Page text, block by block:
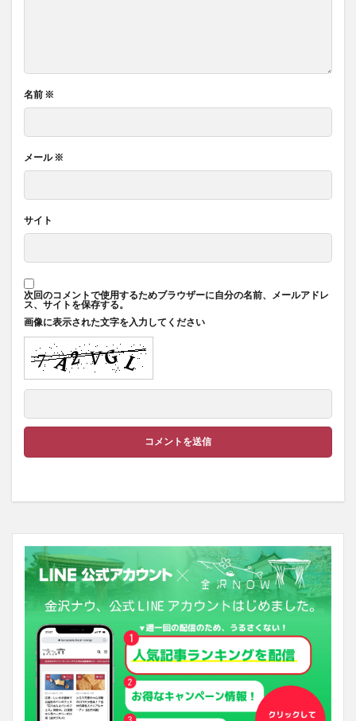
名前 ※
メール※
サイト
次回のコメントで使用するためブラウザーに自分の名前、メールアドレ
ス、サイトを保存する。
画像に表示された文字を入力してください